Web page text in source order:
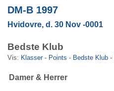
DM-B 1997
Hvidovre, d. 30 Nov -0001
Bedste Klub
Vis: Klasser- Points - Bedste Klub -
Damer & Herrer